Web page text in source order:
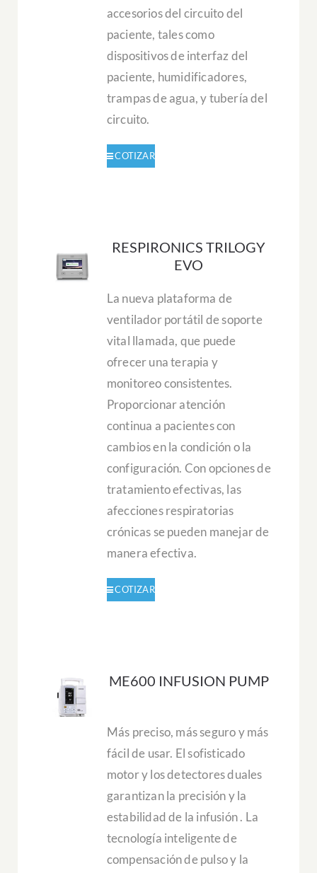
accesorios del circuito del
paciente, tales como
dispositivos de interfaz del
paciente, humidificadores,
trampas de agua, y tubería del
circuito.
RESPIRONICS TRILOGY
EVO
La nueva plataforma de
ventilador portátil de soporte
vital llamada, que puede
ofrecer una terapia y
monitoreo consistentes.
Proporcionar atención
continua a pacientes con
cambios en la condición o la
configuración. Con opciones de
tratamiento efectivas, las
afecciones respiratorias
crónicas se pueden manejar de
manera efectiva.
ME600 INFUSION PUMP
Más preciso, más seguro y más
fácil de usar. El sofisticado
motor y los detectores duales
garantizan la precisión y la
estabilidad de la infusión. La
tecnología inteligente de
compensación de pulso y la